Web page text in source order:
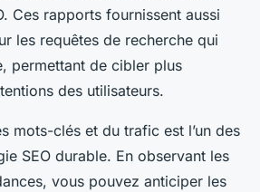
Ces rapports fournissent aussi
les requêtes de recherche qui
permettant de cibler plus
des utilisateurs.
mots-clés et du trafic est l’un des
SEO durable. En observant les
vous pouvez anticiper les